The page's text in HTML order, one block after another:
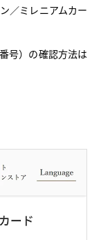
／ミレニアムカー
号）の確認方法は